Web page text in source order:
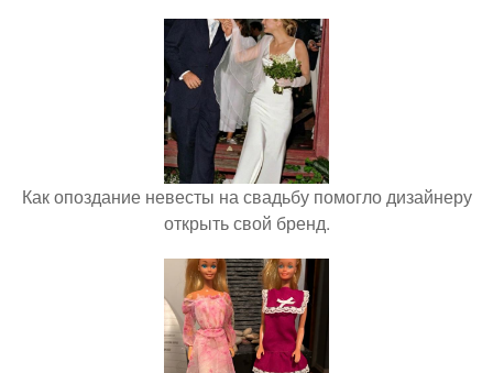
Как опоздание невесты на свадьбу помогло дизайнеру
открыть свой бренд.